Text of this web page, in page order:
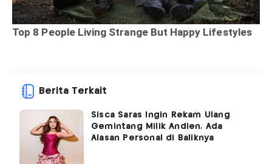
Berita Terkait
Sisca Saras Ingin Rekam Ulang
Gemintang Milik Andien, Ada
Alasan Personal di Baliknya